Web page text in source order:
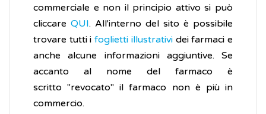
commerciale e non il principio attivo si può
cliccare QUI. All'interno del sito è possibile
trovare tutti ifoglietti illustratividei farmaci e
anche alcune informazioni aggiuntive. Se
accanto al nome del farmaco è
scritto "revocato" il farmaco non è più in
commercio.